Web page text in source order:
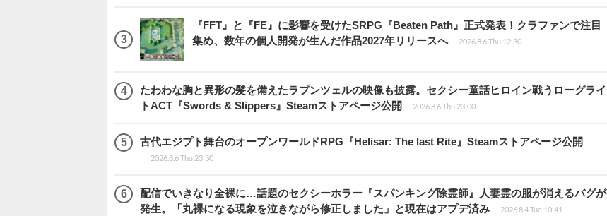
『FFT』と『FE』に影響を受けたSRPG『Beaten Path』正式発表！クラファンで注目
集め、数年の個人開発が生んだ作品2027年リリースへ
2026.8.6 Thu 12:30
たわわな胸と異形の髪を備えたラプンツェルの映像も披露。セクシー童話ヒロイン戦うローグライ
トACT『Swords & Slippers』Steamストアページ公開
2026.8.6 Thu 23:00
古代エジプト舞台のオープンワールドRPG『Helisar: The last Rite』Steamストアページ公開
2026.8.6 Thu 23:30
配信でいきなり全裸に…話題のセクシーホラー『スパンキング除霊師』人妻霊の服が消えるバグが
発生。「丸裸になる現象を泣きながら修正しました」と現在はアプデ済み
2026.8.4 Tue 10:41